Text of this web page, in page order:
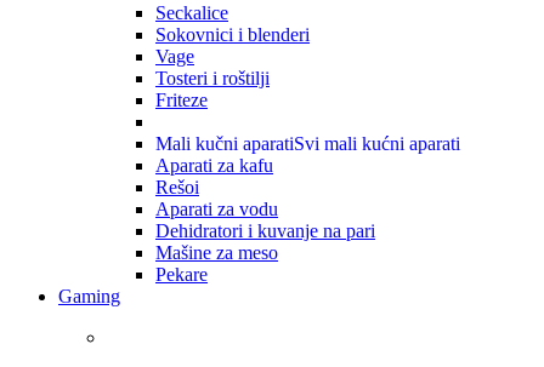
Seckalice
Sokovnici i blenderi
Vage
Tosteri i roštilji
Friteze
Mali kučni aparatiSvi mali kućni aparati
Aparati za kafu
Rešoi
Aparati za vodu
Dehidratori i kuvanje na pari
Mašine za meso
Pekare
Gaming